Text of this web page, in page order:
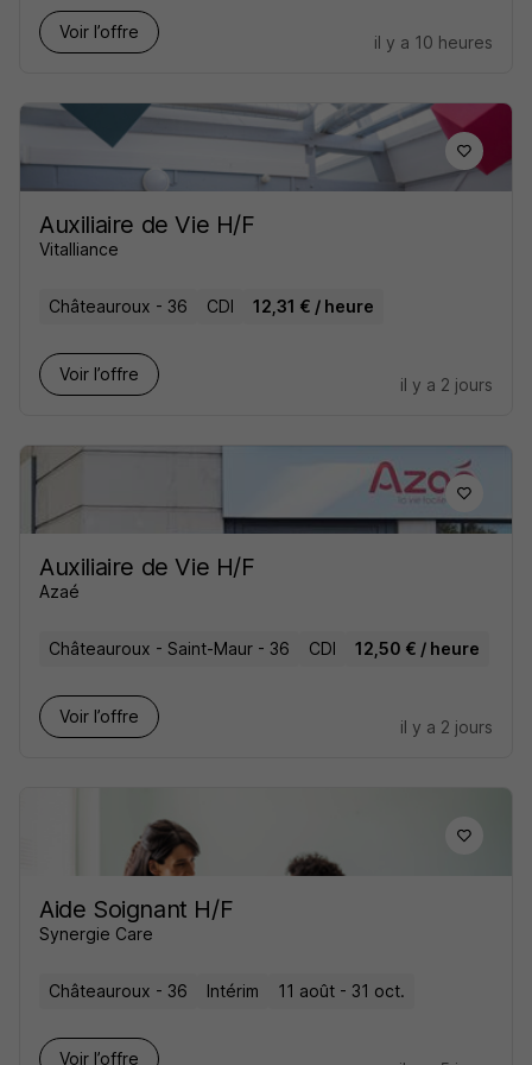
Voir l’offre
il y a 10 heures
Auxiliaire de Vie H/F
Vitalliance
Châteauroux - 36 CDI 12,31 € / heure
Voir l’offre
il y a 2 jours
Auxiliaire de Vie H/F
Azaé
Châteauroux - Saint-Maur - 36 CDI 12,50 € / heure
Voir l’offre
il y a 2 jours
Aide Soignant H/F
Synergie Care
Châteauroux - 36 Intérim 11 août - 31 oct.
Voir l’offre